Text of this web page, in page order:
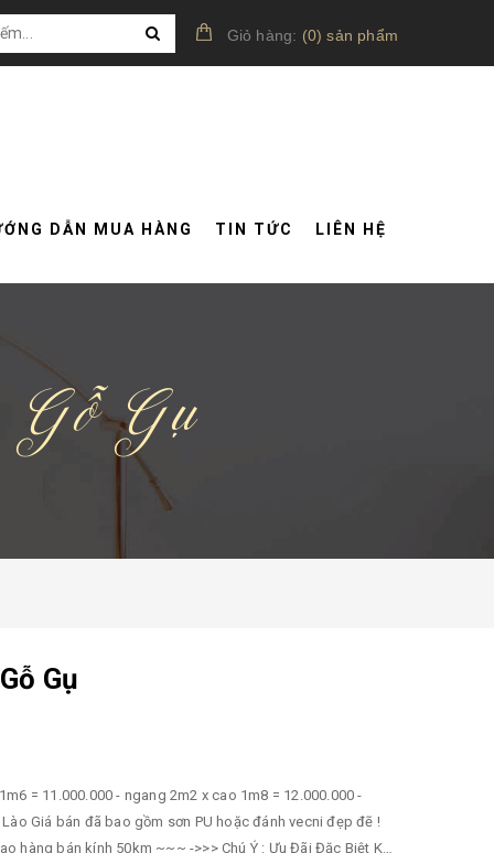
Giỏ hàng: (0)sản phẩm
DẪN MUA HÀNG TIN TỨC LIÊN HỆ
Gụ
Gụ
= 11.000.000 - ngang 2m2 x cao 1m8 = 12.000.000 -
Giá bán đã bao gồm sơn PU hoặc đánh vecni đẹp đẽ !